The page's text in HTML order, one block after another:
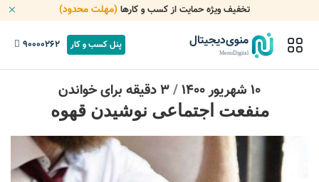
تخفیف ویژه حمایت از کسب و کارها(مهلت محدود)
منوی‌دیجیتال
MenuDigital
پنل کسب و کار 90000262
10 شهریور 1400 /3 دقیقه برای خواندن
منفعت اجتماعی نوشیدن قهوه